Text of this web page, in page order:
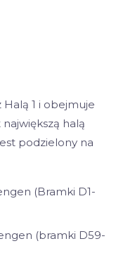
1 i obejmuje
halą
podzielony na
(Bramki D1-
(bramki D59-